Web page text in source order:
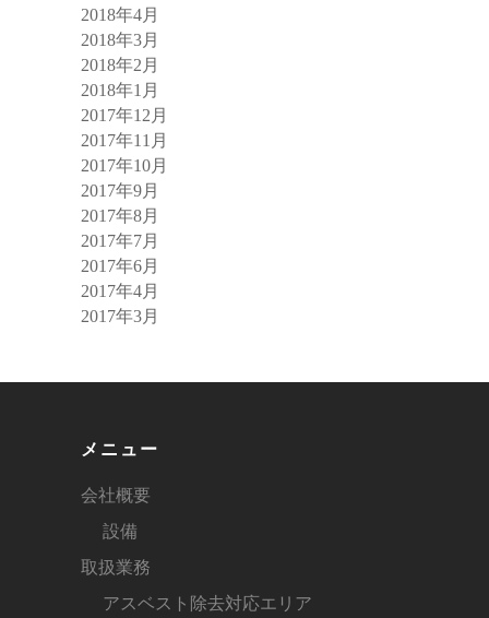
2018年4月
2018年3月
2018年2月
2018年1月
2017年12月
2017年11月
2017年10月
2017年9月
2017年8月
2017年7月
2017年6月
2017年4月
2017年3月
メニュー
会社概要
設備
取扱業務
アスベスト除去対応エリア